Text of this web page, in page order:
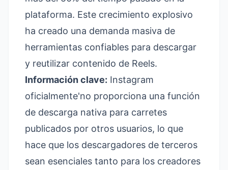
plataforma. Este crecimiento explosivo
ha creado una demanda masiva de
herramientas confiables para descargar
y reutilizar contenido de Reels.
Información clave: Instagram
oficialmente'no proporciona una función
de descarga nativa para carretes
publicados por otros usuarios, lo que
hace que los descargadores de terceros
sean esenciales tanto para los creadores